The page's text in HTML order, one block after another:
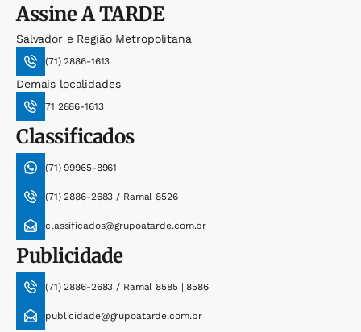
AssineA TARDE
Salvador e Região Metropolitana
(71) 2886-1613
Demais localidades
71 2886-1613
Classificados
(71) 99965-8961
(71) 2886-2683 / Ramal 8526
classificados@grupoatarde.com.br
Publicidade
(71) 2886-2683 / Ramal 8585 | 8586
publicidade@grupoatarde.com.br